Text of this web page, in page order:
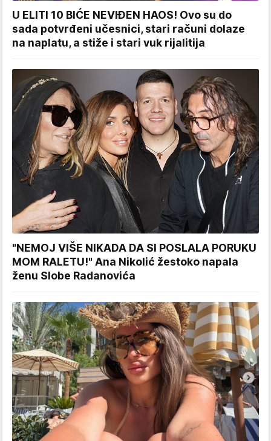
U ELITI 10 BIĆE NEVIĐEN HAOS! Ovo su do
sada potvrđeni učesnici, stari računi dolaze
na naplatu, a stiže i stari vuk rijalitija
"NEMOJ VIŠE NIKADA DA SI POSLALA PORUKU
MOM RALETU!" Ana Nikolić žestoko napala
ženu Slobe Radanovića